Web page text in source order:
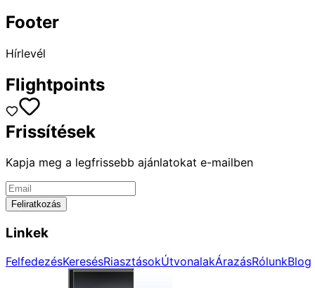
Footer
Hírlevél
Flightpoints
Frissítések
Kapja meg a legfrissebb ajánlatokat e-mailben
Feliratkozás
Linkek
FelfedezésKeresésRiasztásokÚtvonalakÁrazásRólunkBlog